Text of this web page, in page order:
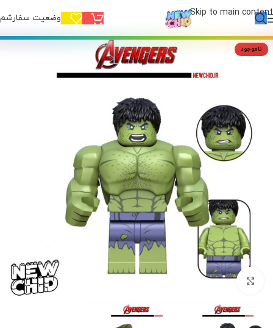
Skip to main content وضعیت
ناموجود
بزرگنمایی تصویر